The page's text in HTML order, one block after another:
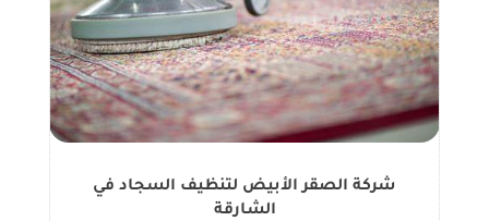
شركة الصقر الأبيض لتنظيف السجاد في
الشارقة